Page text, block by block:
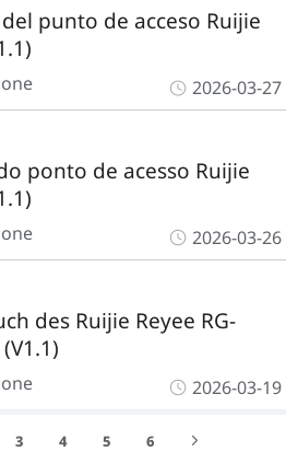
punto de acceso Ruijie
2026-03-27
ponto de acesso Ruijie
2026-03-26
des Ruijie Reyee RG-
2026-03-19
3 4 5 6